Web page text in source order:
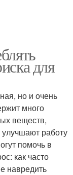
для
но и очень
много
веществ,
работу
помочь в
как часто
навредить